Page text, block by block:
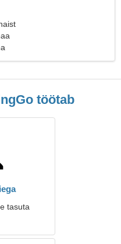
töötab
tasuta